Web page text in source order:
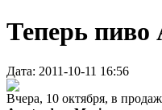
Теперь
Дата: 2011-10-11 16:56
Вчера, 10 октября, в